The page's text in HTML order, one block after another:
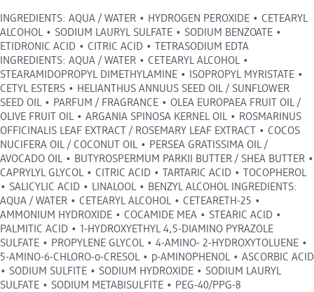
INGREDIENTS: AQUA / WATER • HYDROGEN PEROXIDE • CETEARYL
ALCOHOL • SODIUM LAURYL SULFATE • SODIUM BENZOATE •
ETIDRONIC ACID • CITRIC ACID • TETRASODIUM EDTA
INGREDIENTS: AQUA / WATER • CETEARYL ALCOHOL •
STEARAMIDOPROPYL DIMETHYLAMINE • ISOPROPYL MYRISTATE •
CETYL ESTERS • HELIANTHUS ANNUUS SEED OIL / SUNFLOWER
SEED OIL • PARFUM / FRAGRANCE • OLEA EUROPAEA FRUIT OIL /
OLIVE FRUIT OIL • ARGANIA SPINOSA KERNEL OIL • ROSMARINUS
OFFICINALIS LEAF EXTRACT / ROSEMARY LEAF EXTRACT • COCOS
NUCIFERA OIL / COCONUT OIL • PERSEA GRATISSIMA OIL /
AVOCADO OIL • BUTYROSPERMUM PARKII BUTTER / SHEA BUTTER •
CAPRYLYL GLYCOL • CITRIC ACID • TARTARIC ACID • TOCOPHEROL
• SALICYLIC ACID • LINALOOL • BENZYL ALCOHOL INGREDIENTS:
AQUA / WATER • CETEARYL ALCOHOL • CETEARETH-25 •
AMMONIUM HYDROXIDE • COCAMIDE MEA • STEARIC ACID •
PALMITIC ACID • 1-HYDROXYETHYL 4,5-DIAMINO PYRAZOLE
SULFATE • PROPYLENE GLYCOL • 4-AMINO- 2-HYDROXYTOLUENE •
5-AMINO-6-CHLORO-o-CRESOL • p-AMINOPHENOL • ASCORBIC ACID
• SODIUM SULFITE • SODIUM HYDROXIDE • SODIUM LAURYL
SULFATE • SODIUM METABISULFITE • PEG-40/PPG-8